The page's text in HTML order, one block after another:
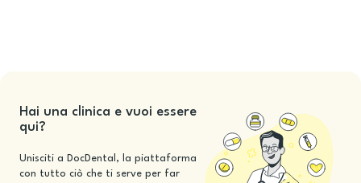
Hai una clinica e vuoi essere
qui?
Unisciti a DocDental, la piattaforma
con tutto ciò che ti serve per far